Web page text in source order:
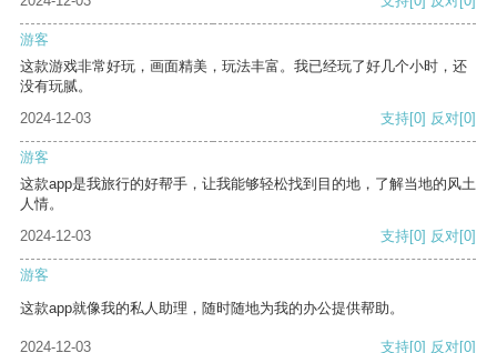
游客
这款游戏非常好玩，画面精美，玩法丰富。我已经玩了好几个小时，还
没有玩腻。
2024-12-03
支持[0] 反对[0]
游客
这款app是我旅行的好帮手，让我能够轻松找到目的地，了解当地的风土
人情。
2024-12-03
支持[0] 反对[0]
游客
这款app就像我的私人助理，随时随地为我的办公提供帮助。
2024-12-03 支持[0] 反对[0]